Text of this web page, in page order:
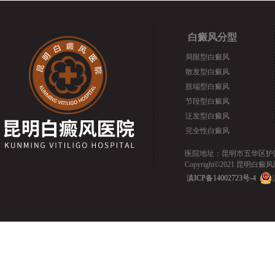
白癜风分型
局限型白癜风
散发型白癜风
肢端型白癜风
节段型白癜风
泛发型白癜风
完全性白癜风
医院地址：昆明市五华区护
Copyright©2021 昆明白癜风
滇ICP备14002723号-4